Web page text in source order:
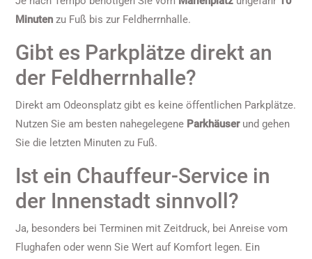
Minuten zu Fuß bis zur Feldherrnhalle.
Gibt es Parkplätze direkt an
der Feldherrnhalle?
Direkt am Odeonsplatz gibt es keine öffentlichen Parkplätze.
Nutzen Sie am besten nahegelegene Parkhäuserund gehen
Sie die letzten Minuten zu Fuß.
Ist ein Chauffeur-Service in
der Innenstadt sinnvoll?
Ja, besonders bei Terminen mit Zeitdruck, bei Anreise vom
Flughafen oder wenn Sie Wert auf Komfort legen. Ein